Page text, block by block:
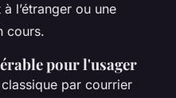
l’étranger ou une
cours.
pour l'usager
classique par courrier